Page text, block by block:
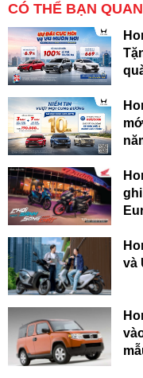
CÓ THỂ BẠN
và